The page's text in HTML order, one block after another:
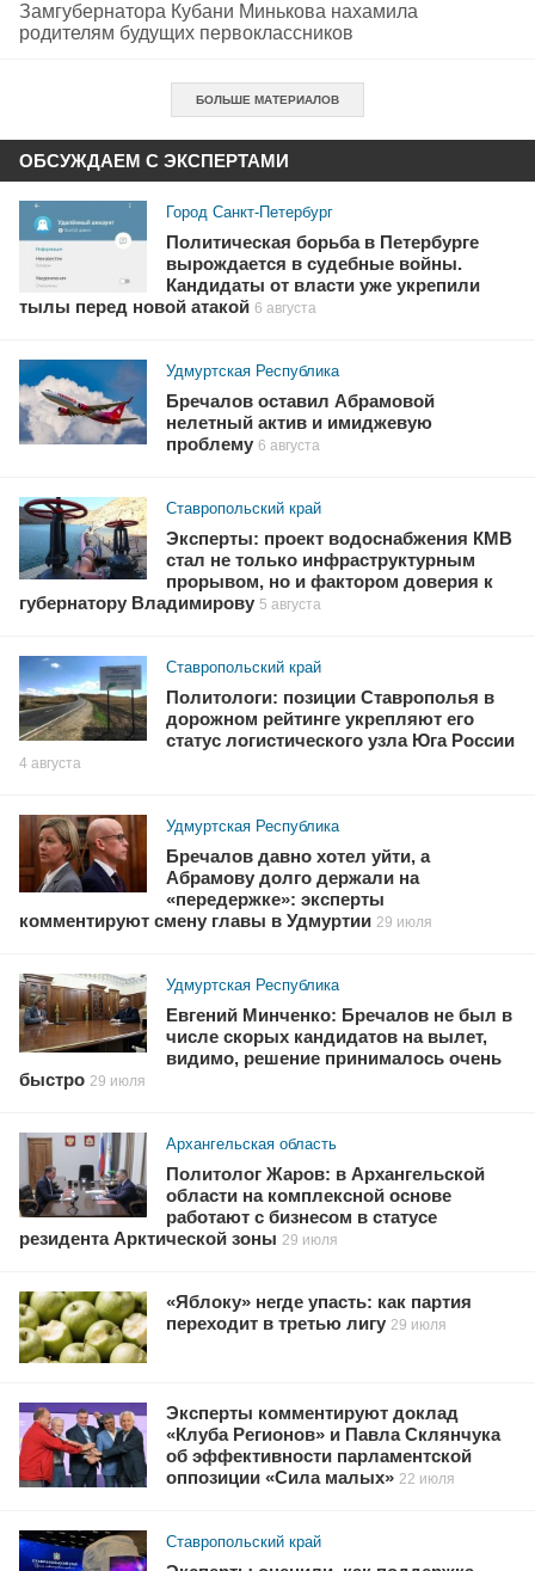
Замгубернатора Кубани Минькова нахамила
родителям будущих первоклассников
БОЛЬШЕ МАТЕРИАЛОВ
ОБСУЖДАЕМ С ЭКСПЕРТАМИ
Город Санкт-Петербург
Политическая борьба в Петербурге
вырождается в судебные войны.
Кандидаты от власти уже укрепили
тылы перед новой атакой 6 августа
Удмуртская Республика
Бречалов оставил Абрамовой
нелетный актив и имиджевую
проблему 6 августа
Ставропольский край
Эксперты: проект водоснабжения КМВ
стал не только инфраструктурным
прорывом, но и фактором доверия к
губернатору Владимирову 5 августа
Ставропольский край
Политологи: позиции Ставрополья в
дорожном рейтинге укрепляют его
статус логистического узла Юга России
4 августа
Удмуртская Республика
Бречалов давно хотел уйти, а
Абрамову долго держали на
«передержке»: эксперты
комментируют смену главы в Удмуртии 29 июля
Удмуртская Республика
Евгений Минченко: Бречалов не был в
числе скорых кандидатов на вылет,
видимо, решение принималось очень
быстро 29 июля
Архангельская область
Политолог Жаров: в Архангельской
области на комплексной основе
работают с бизнесом в статусе
резидента Арктической зоны 29 июля
«Яблоку» негде упасть: как партия
переходит в третью лигу 29 июля
Эксперты комментируют доклад
«Клуба Регионов» и Павла Склянчука
об эффективности парламентской
оппозиции «Сила малых» 22 июля
Ставропольский край